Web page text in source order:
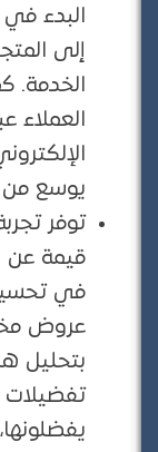
البدء في
إلى
الخدمة.
العملاء
يوسع من
توفر تجربة
قيمة عن
في تحسين
عروض
بتحليل
تفضيلات